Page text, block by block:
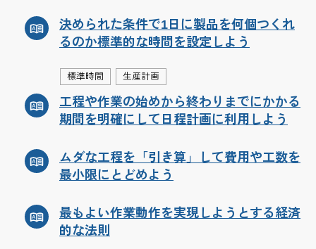
決められた条件で1日に製品を何個つくれ
るのか標準的な時間を設定しよう
標準時間 生産計画
工程や作業の始めから終わりまでにかかる
期間を明確にして日程計画に利用しよう
ムダな工程を「引き算」して費用や工数を
最小限にとどめよう
最もよい作業動作を実現しようとする経済
的な法則